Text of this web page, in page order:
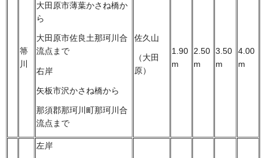
箒
川
大田原市薄葉かさね橋か
ら
大田原市佐良土那珂川合
流点まで
右岸
矢板市沢かさね橋から
那須郡那珂川町那珂川合
流点まで
佐久山
（大田
原）
1.90
m
2.50
m
3.50
m
4.00
m
左岸